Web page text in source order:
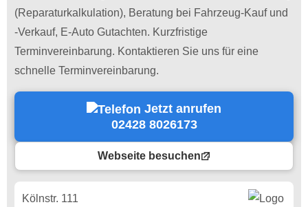
(Reparaturkalkulation), Beratung bei Fahrzeug-Kauf und
-Verkauf, E-Auto Gutachten. Kurzfristige
Terminvereinbarung. Kontaktieren Sie uns für eine
schnelle Terminvereinbarung.
Jetzt anrufen
02428 8026173
Webseite besuchen
Kölnstr. 111